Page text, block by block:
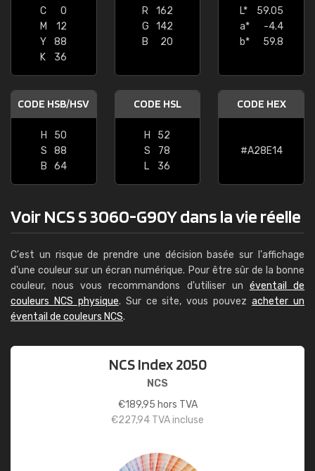
C
0
M
12
Y
88
K
36
R
162
G
142
B
20
L*
59.05
a*
-4.4
b*
59.8
CODE HSB/HSV
H
50
S
88
B
64
CODE HSL
H
52
S
78
L
36
CODE HEX
#A28E14
Voir NCS S 3060-G90Y dans la vie réelle
C'est un risque de prendre une décision basée sur l'affichage
d'une couleur sur un écran numérique. Pour être sûr de la bonne
couleur, nous vous recommandons d'utiliser un éventail de
couleurs NCS physique. Sur ce site, vous pouvezacheter un
éventail de couleurs NCS.
NCS Index 2050
NCS
€189,95 hors TVA
€227,94 TVA incluse